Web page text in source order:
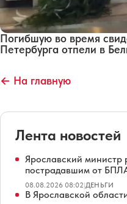
Погибшую во время
Петербурга отпели в
← На главную
Лента новостей
Ярославский министр
пострадавшим от
08.08.2026 08:02|ДЕНЬГИ
В Ярославской